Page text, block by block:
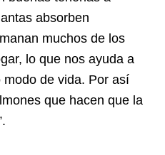
absorben
muchos de los
lo que nos ayuda a
de vida. Por así
que hacen que la